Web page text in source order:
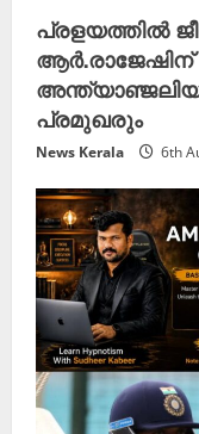
പ്രളയത്തിൽ
ആർ.രാജേഷിന്
പ്രമുഖരും
News Kerala 6th